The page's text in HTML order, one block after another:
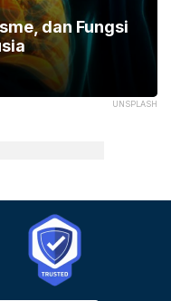
UNSPLASH
dan Fungsi